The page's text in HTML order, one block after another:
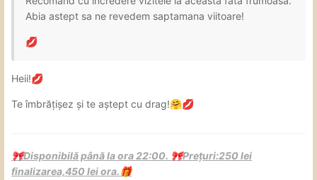
Abia astept sa ne revedem saptamana viitoare!
💋
Heii!💋
Te îmbrățișez și te aștept cu drag!🤗💋
🎀Disponibilă până la ora 22:00. 🎀Prețuri:250 lei
finalizarea,450 lei ora.🎁